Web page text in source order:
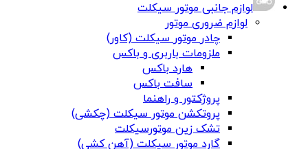
لوازم جانبی موتور سیکلت
لوازم ضروری موتور
چادر موتور سیکلت (کاور)
ملزومات باربری و باکس
هارد باکس
سافت باکس
پروژکتور و راهنما
پروتکشن موتور سیکلت (چکشی)
تشک زین موتورسیکلت
گارد موتور سیکلت (آهن کشی)